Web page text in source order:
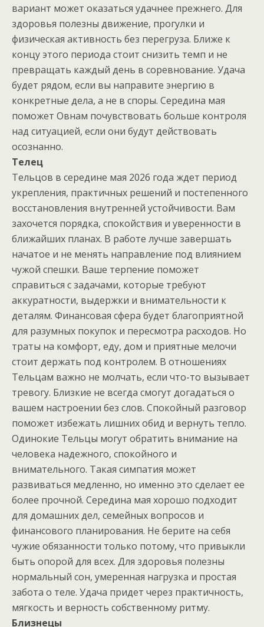
вариант может оказаться удачнее прежнего. Для
здоровья полезны движение, прогулки и
физическая активность без перегруза. Ближе к
концу этого периода стоит снизить темп и не
превращать каждый день в соревнование. Удача
будет рядом, если вы направите энергию в
конкретные дела, а не в споры. Середина мая
поможет Овнам почувствовать больше контроля
над ситуацией, если они будут действовать
осознанно.
Телец
Тельцов в середине мая 2026 года ждет период
укрепления, практичных решений и постепенного
восстановления внутренней устойчивости. Вам
захочется порядка, спокойствия и уверенности в
ближайших планах. В работе лучше завершать
начатое и не менять направление под влиянием
чужой спешки. Ваше терпение поможет
справиться с задачами, которые требуют
аккуратности, выдержки и внимательности к
деталям. Финансовая сфера будет благоприятной
для разумных покупок и пересмотра расходов. Но
траты на комфорт, еду, дом и приятные мелочи
стоит держать под контролем. В отношениях
Тельцам важно не молчать, если что-то вызывает
тревогу. Близкие не всегда смогут догадаться о
вашем настроении без слов. Спокойный разговор
поможет избежать лишних обид и вернуть тепло.
Одинокие Тельцы могут обратить внимание на
человека надежного, спокойного и
внимательного. Такая симпатия может
развиваться медленно, но именно это сделает ее
более прочной. Середина мая хорошо подходит
для домашних дел, семейных вопросов и
финансового планирования. Не берите на себя
чужие обязанности только потому, что привыкли
быть опорой для всех. Для здоровья полезны
нормальный сон, умеренная нагрузка и простая
забота о теле. Удача придет через практичность,
мягкость и верность собственному ритму.
Близнецы